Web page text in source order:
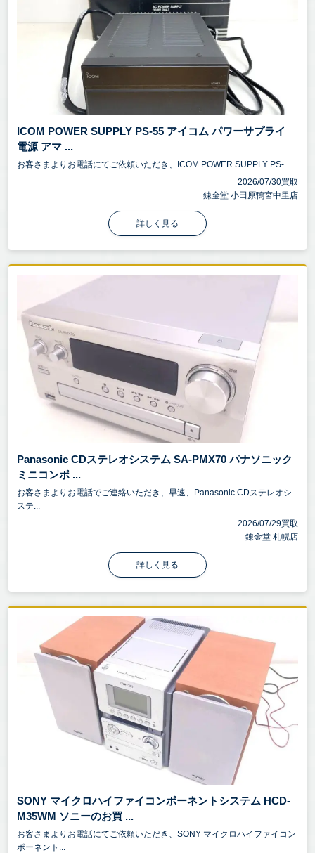
ICOM POWER SUPPLY PS-55 アイコム パワーサプライ
電源 アマ ...
お客さまよりお電話にてご依頼いただき、ICOM POWER SUPPLY PS-...
2026/07/30買取
錬金堂 小田原鴨宮中里店
詳しく見る
Panasonic CDステレオシステム SA-PMX70 パナソニック
ミニコンポ ...
お客さまよりお電話でご連絡いただき、早速、Panasonic CDステレオシ
ステ...
2026/07/29買取
錬金堂 札幌店
詳しく見る
SONY マイクロハイファイコンポーネントシステム HCD-
M35WM ソニーのお買 ...
お客さまよりお電話にてご依頼いただき、SONY マイクロハイファイコン
ポーネント...